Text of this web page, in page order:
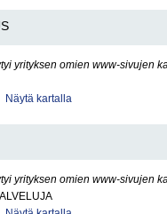
yrityksen omien www-sivujen
Näytä kartalla
yrityksen omien www-sivujen